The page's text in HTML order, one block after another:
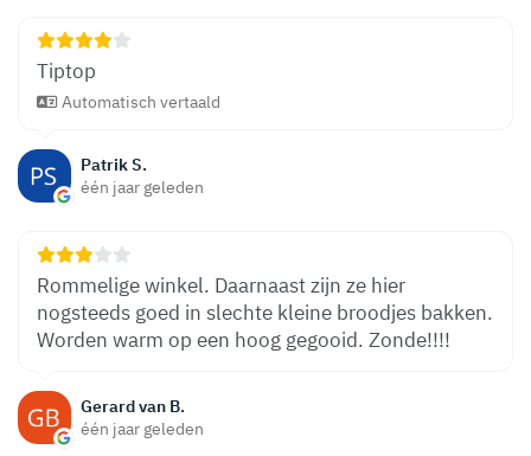
Patrik S.
één jaar geleden
Tiptop
Automatisch vertaald
Gerard van B.
één jaar geleden
Rommelige winkel. Daarnaast zijn ze hier
nogsteeds goed in slechte kleine broodjes bakken.
Worden warm op een hoog gegooid. Zonde!!!!